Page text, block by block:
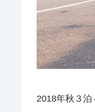
2018年秋３泊